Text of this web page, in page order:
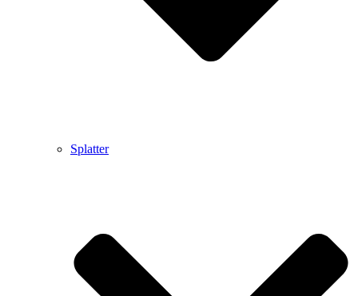
Splatter